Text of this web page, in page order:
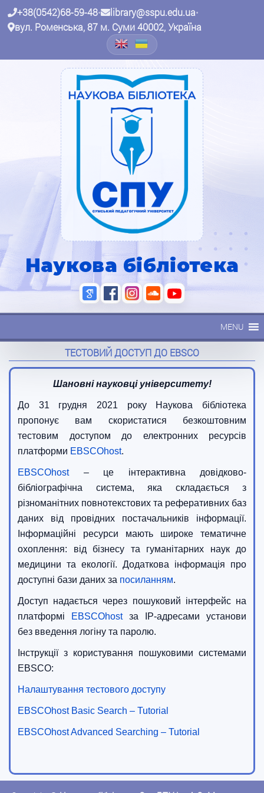
+38(0542)68-59-48• library@sspu.edu.ua•
вул. Роменська, 87 м. Суми 40002, Україна
Наукова бібліотека
MENU
ТЕСТОВИЙ ДОСТУП ДО EBSCO
Шановні науковці університету!
До 31 грудня 2021 року Наукова бібліотека
пропонує вам скористатися безкоштовним
тестовим доступом до електронних ресурсів
платформи EBSCOhost.
EBSCOhost– це інтерактивна довідково-
бібліографічна система, яка складається з
різноманітних повнотекстових та реферативних баз
даних від провідних постачальників інформації.
Інформаційні ресурси мають широке тематичне
охоплення: від бізнесу та гуманітарних наук до
медицини та екології. Додаткова інформація про
доступні бази даних за посиланням.
Доступ надається через пошуковий інтерфейс на
платформі
EBSCOhostза IP-адресами установи
без введення логіну та паролю.
Інструкції з користування пошуковими системами
EBSCO:
Налаштування тестового доступу
EBSCOhost Basic Search – Tutorial
EBSCOhost Advanced Searching – Tutorial